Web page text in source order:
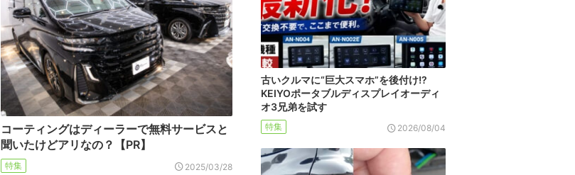
コーティングはディーラーで無料サービスと
聞いたけどアリなの？【PR】
特集 2025/03/28
古いクルマに“巨大スマホ”を後付け!?
KEIYOポータブルディスプレイオーディ
オ3兄弟を試す
特集 2026/08/04